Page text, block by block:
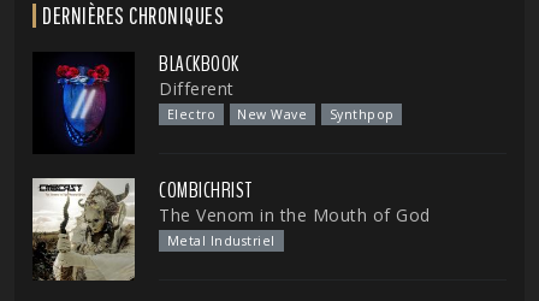
DERNIÈRES CHRONIQUES
BLACKBOOK
Different
Electro New Wave Synthpop
COMBICHRIST
The Venom in the Mouth of God
Metal Industriel